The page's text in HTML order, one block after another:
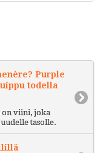
Purple
todella
on viini, joka
tasolle.